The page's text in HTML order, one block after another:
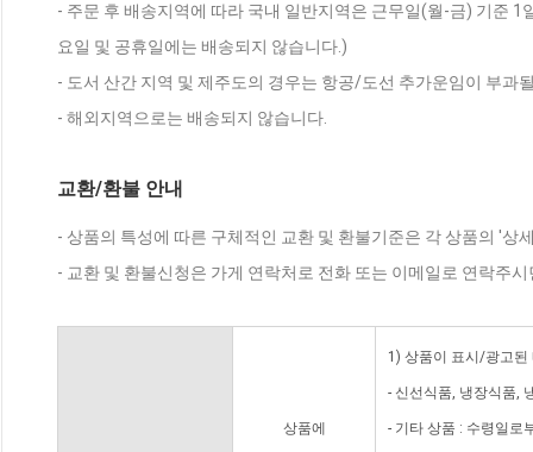
- 주문 후 배송지역에 따라 국내 일반지역은 근무일(월-금) 기준
요일 및 공휴일에는 배송되지 않습니다.)
- 도서 산간 지역 및 제주도의 경우는 항공/도선 추가운임이 부과
- 해외지역으로는 배송되지 않습니다.
교환/환불 안내
- 상품의 특성에 따른 구체적인 교환 및 환불기준은 각 상품의 '상
- 교환 및 환불신청은 가게 연락처로 전화 또는 이메일로 연락주
상품에
1) 상품이 표시/광고된
- 신선식품, 냉장식품,
- 기타 상품 : 수령일로